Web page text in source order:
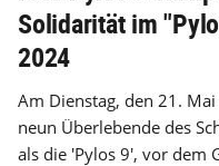
Solidarität im
2024
Am Dienstag, den 21.
neun Überlebende des
als die 'Pylos 9', vor dem